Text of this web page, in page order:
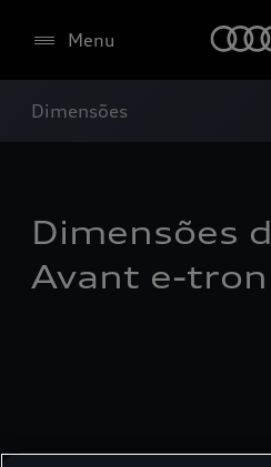
Menu
Dimensões
Dimensões
Avant e-tron